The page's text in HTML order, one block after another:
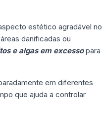
estético agradável no
danificadas ou
e algas em excessopara
em diferentes
que ajuda a controlar